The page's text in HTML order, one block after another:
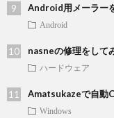
Android用メーラー
Android
nasneの修理をして
ハードウェア
Amatsukazeで自動
Windows